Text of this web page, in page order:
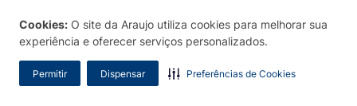
Cookies: O site da Araujo utiliza cookies para melhorar sua
experiência e oferecer serviços personalizados.
Permitir Dispensar Preferências de Cookies
Azevedo Guimarães – CRF 10.965 | Yasmin Silva Alvarenga – CRF 52.584 -
Consultor substituto: Thiago Aguiar Pinheiro - CRF Nº 13.748. Alvará
Sanitário: 2025020713 | Autorização de Funcionamento da Empresa (AFE):